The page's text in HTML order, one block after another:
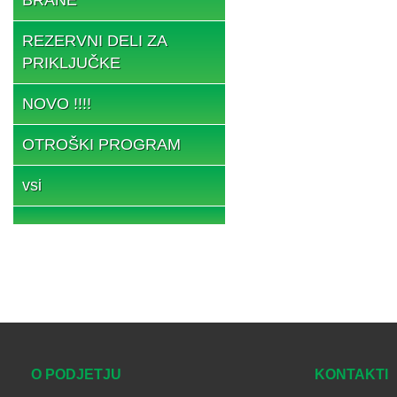
REZERVNI DELI ZA
PRIKLJUČKE
NOVO !!!!
OTROŠKI PROGRAM
vsi
O PODJETJU KONTAKTI